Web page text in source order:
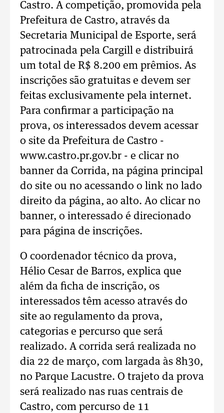
Castro. A competição, promovida pela
Prefeitura de Castro, através da
Secretaria Municipal de Esporte, será
patrocinada pela Cargill e distribuirá
um total de R$ 8.200 em prêmios. As
inscrições são gratuitas e devem ser
feitas exclusivamente pela internet.
Para confirmar a participação na
prova, os interessados devem acessar
o site da Prefeitura de Castro -
www.castro.pr.gov.br - e clicar no
banner da Corrida, na página principal
do site ou no acessando o link no lado
direito da página, ao alto. Ao clicar no
banner, o interessado é direcionado
para página de inscrições.
O coordenador técnico da prova,
Hélio Cesar de Barros, explica que
além da ficha de inscrição, os
interessados têm acesso através do
site ao regulamento da prova,
categorias e percurso que será
realizado. A corrida será realizada no
dia 22 de março, com largada às 8h30,
no Parque Lacustre. O trajeto da prova
será realizado nas ruas centrais de
Castro, com percurso de 11